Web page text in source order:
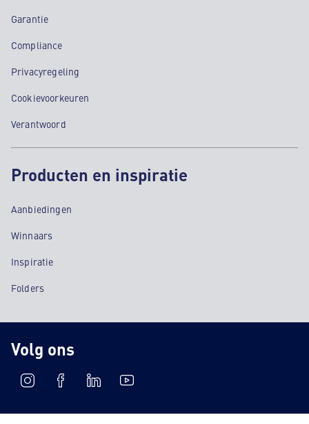
Garantie
Compliance
Privacyregeling
Cookievoorkeuren
Verantwoord
Producten en inspiratie
Aanbiedingen
Winnaars
Inspiratie
Folders
Volg ons